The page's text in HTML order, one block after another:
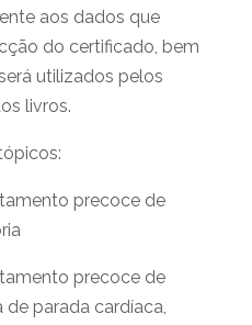
aos dados que
do certificado, bem
utilizados pelos
livros.
precoce de
precoce de
parada cardíaca,